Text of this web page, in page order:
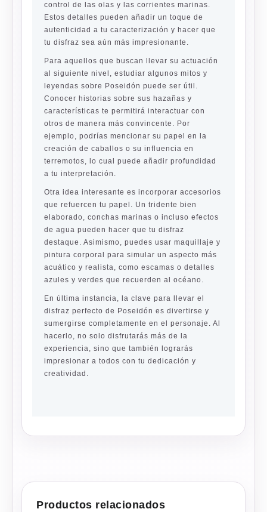
control de las olas y las corrientes marinas.
Estos detalles pueden añadir un toque de
autenticidad a tu caracterización y hacer que
tu disfraz sea aún más impresionante.
Para aquellos que buscan llevar su actuación
al siguiente nivel, estudiar algunos mitos y
leyendas sobre Poseidón puede ser útil.
Conocer historias sobre sus hazañas y
características te permitirá interactuar con
otros de manera más convincente. Por
ejemplo, podrías mencionar su papel en la
creación de caballos o su influencia en
terremotos, lo cual puede añadir profundidad
a tu interpretación.
Otra idea interesante es incorporar accesorios
que refuercen tu papel. Un tridente bien
elaborado, conchas marinas o incluso efectos
de agua pueden hacer que tu disfraz
destaque. Asimismo, puedes usar maquillaje y
pintura corporal para simular un aspecto más
acuático y realista, como escamas o detalles
azules y verdes que recuerden al océano.
En última instancia, la clave para llevar el
disfraz perfecto de Poseidón es divertirse y
sumergirse completamente en el personaje. Al
hacerlo, no solo disfrutarás más de la
experiencia, sino que también lograrás
impresionar a todos con tu dedicación y
creatividad.
Productos relacionados